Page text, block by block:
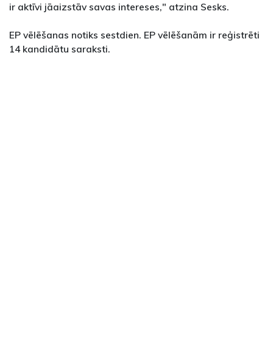
ir aktīvi jāaizstāv savas intereses," atzina Sesks.
EP vēlēšanas notiks sestdien. EP vēlēšanām ir reģistrēti
14 kandidātu saraksti.